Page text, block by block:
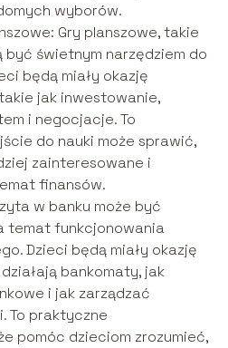
wyborów.
Gry planszowe, takie
być świetnym narzędziem do
będą miały okazję
jak inwestowanie,
i negocjacje. To
do nauki może sprawić,
zainteresowane i
finansów.
w banku może być
temat funkcjonowania
Dzieci będą miały okazję
bankomaty, jak
i jak zarządzać
To praktyczne
pomóc dzieciom zrozumieć,